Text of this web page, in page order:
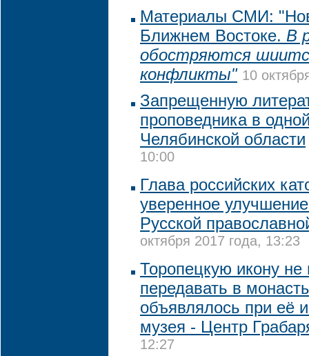
Материалы СМИ:
Ближнем Востоке. В
обостряются
конфликты" 10
Запрещенную
проповедника в
Челябинской области
10:00
Глава российских
уверенное
Русской
октября 2017 года, 13:23
Торопецкую икону не
передавать в
объявлялось при её
музея - Центр
12:27